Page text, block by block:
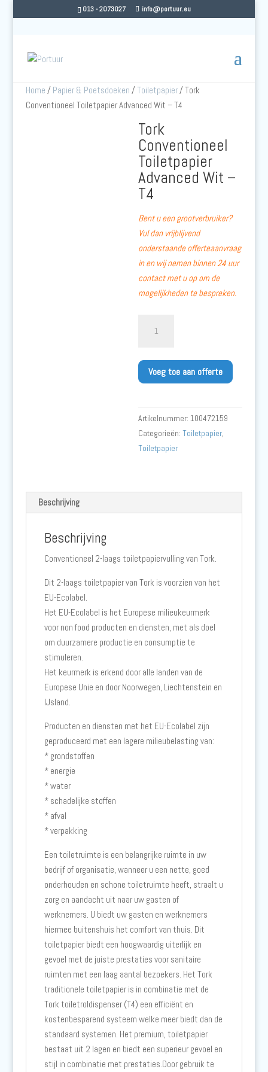
013 - 2073027 info@portuur.eu
Home / Papier & Poetsdoeken /Toiletpapier/ Tork
Conventioneel Toiletpapier Advanced Wit – T4
Tork
Conventioneel
Toiletpapier
Advanced Wit –
T4
Bent u een grootverbruiker?
Vul dan vrijblijvend
onderstaande offerteaanvraag
in en wij nemen binnen 24 uur
contact met u op om de
mogelijkheden te bespreken.
Conventioneel
Advanced
Wit
T4
Voeg toe aan offerte
Artikelnummer:100472159
Categorieën:Toiletpapier
Toiletpapier
Beschrijving
Beschrijving
Conventioneel 2-laags toiletpapiervulling van Tork.
Dit 2-laags toiletpapier van Tork is voorzien van het
EU-Ecolabel.
Het EU-Ecolabel is het Europese milieukeurmerk
voor non food producten en diensten, met als doel
om duurzamere productie en consumptie te
stimuleren.
Het keurmerk is erkend door alle landen van de
Europese Unie en door Noorwegen, Liechtenstein en
IJsland.
Producten en diensten met het EU-Ecolabel zijn
geproduceerd met een lagere milieubelasting van:
* grondstoffen
* energie
* water
* schadelijke stoffen
* afval
* verpakking
Een toiletruimte is een belangrijke ruimte in uw
bedrijf of organisatie, wanneer u een nette, goed
onderhouden en schone toiletruimte heeft, straalt u
zorg en aandacht uit naar uw gasten of
werknemers. U biedt uw gasten en werknemers
hiermee buitenshuis het comfort van thuis. Dit
toiletpapier biedt een hoogwaardig uiterlijk en
gevoel met de juiste prestaties voor sanitaire
ruimten met een laag aantal bezoekers. Het Tork
traditionele toiletpapier is in combinatie met de
Tork toiletroldispenser (T4) een efficiënt en
kostenbesparend systeem welke meer biedt dan de
standaard systemen. Het premium, toiletpapier
bestaat uit 2 lagen en biedt een superieur gevoel en
stijl in combinatie met prestaties.Door gebruik te